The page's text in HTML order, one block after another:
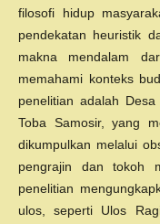
filosofi hidup
pendekatan heuristik
makna mendalam
memahami konteks
penelitian adalah
Toba Samosir, yang
dikumpulkan melalui
pengrajin dan tokoh
penelitian
ulos, seperti Ulos